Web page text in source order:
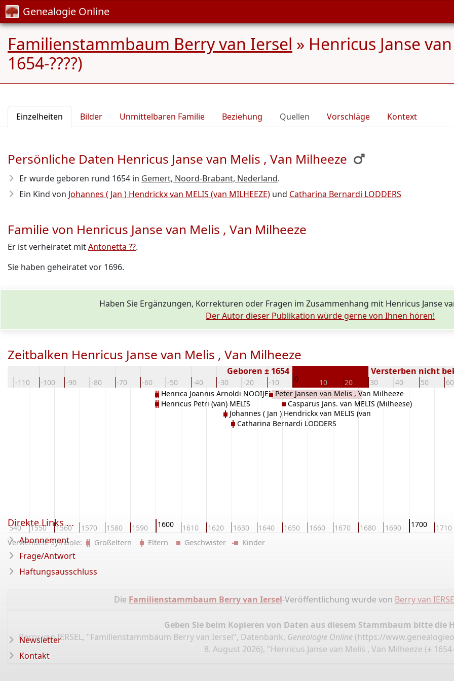
Genealogie Online
Familienstammbaum Berry van Iersel » Henricus Janse
1654-????)
Einzelheiten Bilder Unmittelbaren Familie Beziehung Quellen Vorschläge Kontext
Persönliche Daten Henricus Janse van Melis , Van Milheeze
Er wurde geboren rund 1654 in Gemert, Noord-Brabant, Nederland.
Ein Kind von Johannes ( Jan ) Hendrickx van MELIS (van MILHEEZE) und Catharina Bernardi LODDERS
Familie von Henricus Janse van Melis , Van Milheeze
Er ist verheiratet mitAntonetta ??.
Sie haben geheiratet vor 1696.
Haben Sie Ergänzungen, Korrekturen oder Fragen im Zusammenhang mit Henricus Janse
Der Autor dieser Publikation würde gerne von Ihnen hören!
Zeitbalken Henricus Janse van Melis , Van Milheeze
-110 -100 -90 -80 -70 -60 -50 -40 -30 -20 -10 0 10 20 30 40 50 60
Geboren ± 1654 Versterben nicht
1540 1550 1560 1570 1580 1590 1600 1610 1620 1630 1640 1650 1660 1670 1680 1690 1700 1710
Henrica Joannis Arnoldi NOOIJEN
Henricus Petri (van) MELIS
Johannes ( Jan ) Hendrickx van MELIS (van
MILHEEZE)
Catharina Bernardi LODDERS
Peter Jansen van Melis , Van Milheeze
Casparus Jans. van MELIS (Milheese)
Verwendete Symbole: Großeltern Eltern Geschwister Kinder
Die Familienstammbaum Berry van Iersel-Veröffentlichung wurde von Berry van
Geben Sie beim Kopieren von Daten aus diesem Stammbaum bitte die
Berry van IERSEL, "Familienstammbaum Berry van Iersel", Datenbank, Genealogie Online (https://
8. August 2026), "Henricus Janse van Melis , Van Milheeze (± 1654-
Direkte Links ...
Abonnement
Frage/Antwort
Haftungsausschluss
Newsletter
Kontakt